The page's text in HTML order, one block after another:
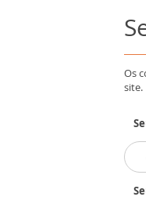
Os
site.